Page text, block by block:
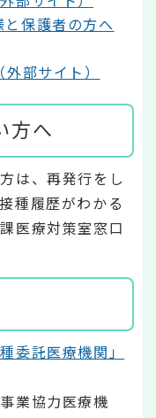
保護者の方へ
部サイト）
方へ
は、再発行をし
種履歴がわかる
医療対策室窓口
委託医療機関」
業協力医療機